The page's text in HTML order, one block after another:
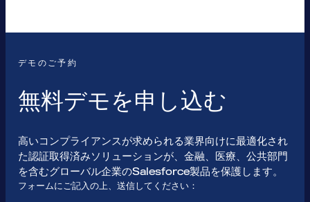
デモのご予約
無料デモを申し込む
高いコンプライアンスが求められる業界向けに最適化され
た認証取得済みソリューションが、金融、医療、公共部門
を含むグローバル企業のSalesforce製品を保護します。
フォームにご記入の上、送信してください：